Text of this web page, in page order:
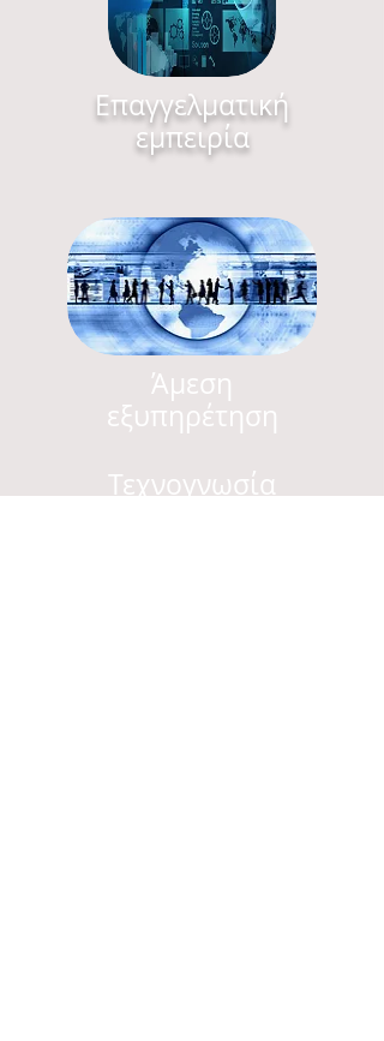
Επαγγελματική
εμπειρία
Άμεση
εξυπηρέτηση
Τεχνογνωσία